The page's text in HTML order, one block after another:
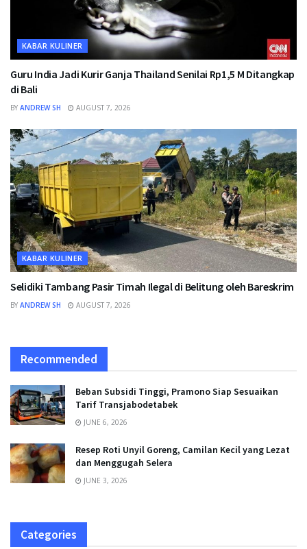
KABAR KULINER
Guru India Jadi Kurir Ganja Thailand Senilai Rp1,5 M Ditangkap
di Bali
BY ANDREW SH AUGUST 7, 2026
KABAR KULINER
Selidiki Tambang Pasir Timah Ilegal di Belitung oleh Bareskrim
BY ANDREW SH AUGUST 7, 2026
Recommended
Beban Subsidi Tinggi, Pramono Siap Sesuaikan
Tarif Transjabodetabek
JUNE 6, 2026
Resep Roti Unyil Goreng, Camilan Kecil yang Lezat
dan Menggugah Selera
JUNE 3, 2026
Categories